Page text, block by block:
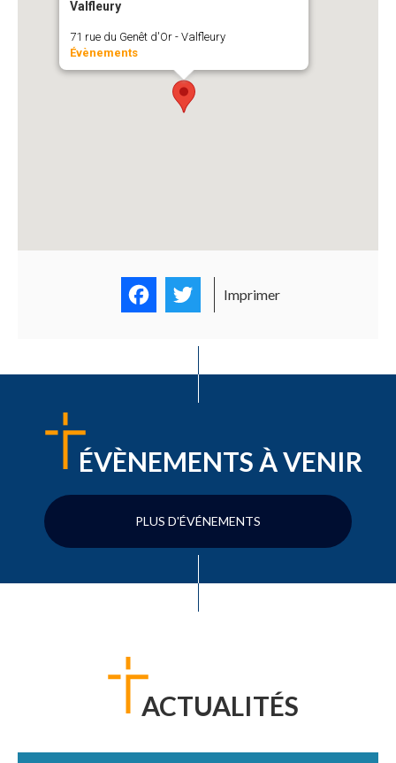
Valfleury
71 rue du Genêt d'Or - Valfleury
Évènements
FacebookTwitter
Imprimer
ÉVÈNEMENTS À VENIR
PLUS D'ÉVÉNEMENTS
ACTUALITÉS